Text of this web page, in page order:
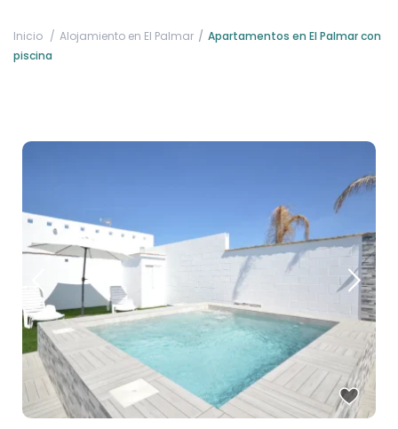
Inicio Alojamiento en El Palmar
Apartamentos en El Palmar con
piscina